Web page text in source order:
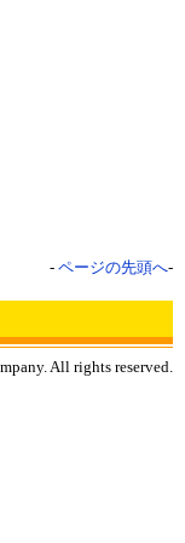
- ページの先頭へ-
All rights reserved.